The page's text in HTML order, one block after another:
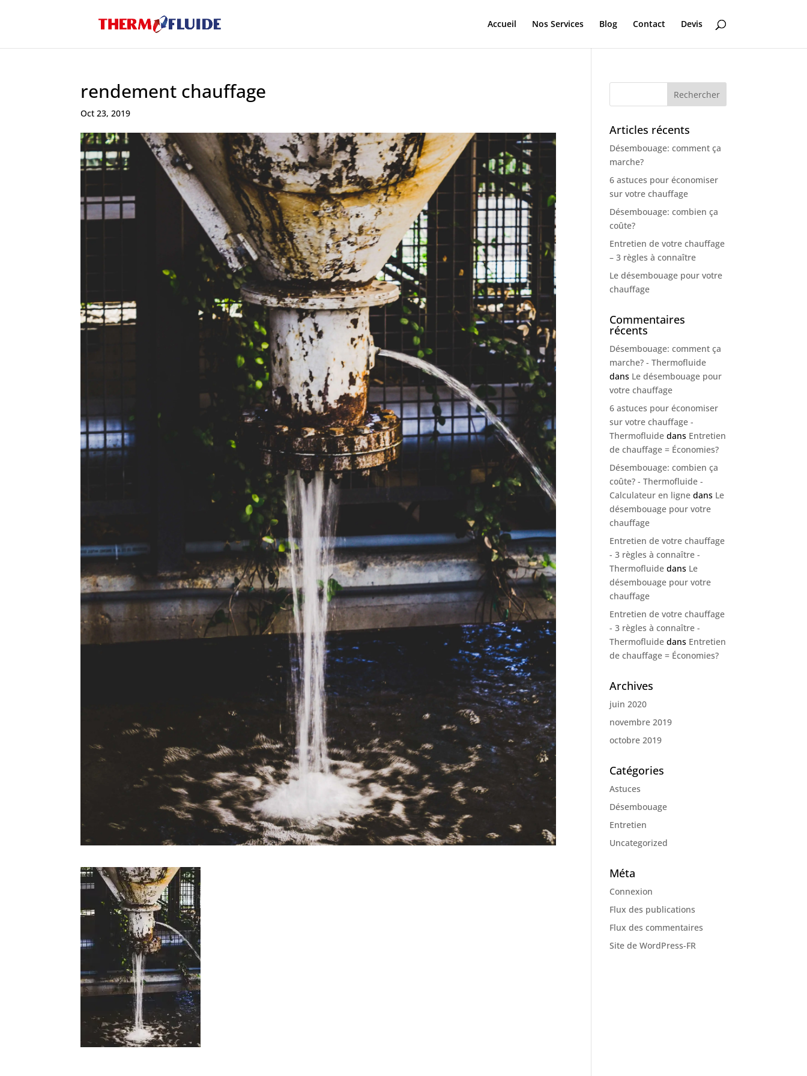
Accueil Nos Services Blog Contact Devis
rendement chauffage
Oct 23, 2019
Articles récents
Désembouage: comment ça
marche?
6 astuces pour économiser
sur votre chauffage
Désembouage: combien ça
coûte?
Entretien de votre chauffage
– 3 règles à connaître
Le désembouage pour votre
chauffage
Commentaires
récents
Désembouage: comment ça
marche? - Thermofluide
dans Le désembouage pour
votre chauffage
6 astuces pour économiser
sur votre chauffage -
Thermofluide dans Entretien
de chauffage = Économies?
Désembouage: combien ça
coûte? - Thermofluide -
Calculateur en ligne dans Le
désembouage pour votre
chauffage
Entretien de votre chauffage
- 3 règles à connaître -
Thermofluide dans Le
désembouage pour votre
chauffage
Entretien de votre chauffage
- 3 règles à connaître -
Thermofluide dans Entretien
de chauffage = Économies?
Archives
juin 2020
novembre 2019
octobre 2019
Catégories
Astuces
Désembouage
Entretien
Uncategorized
Méta
Connexion
Flux des publications
Flux des commentaires
Site de WordPress-FR